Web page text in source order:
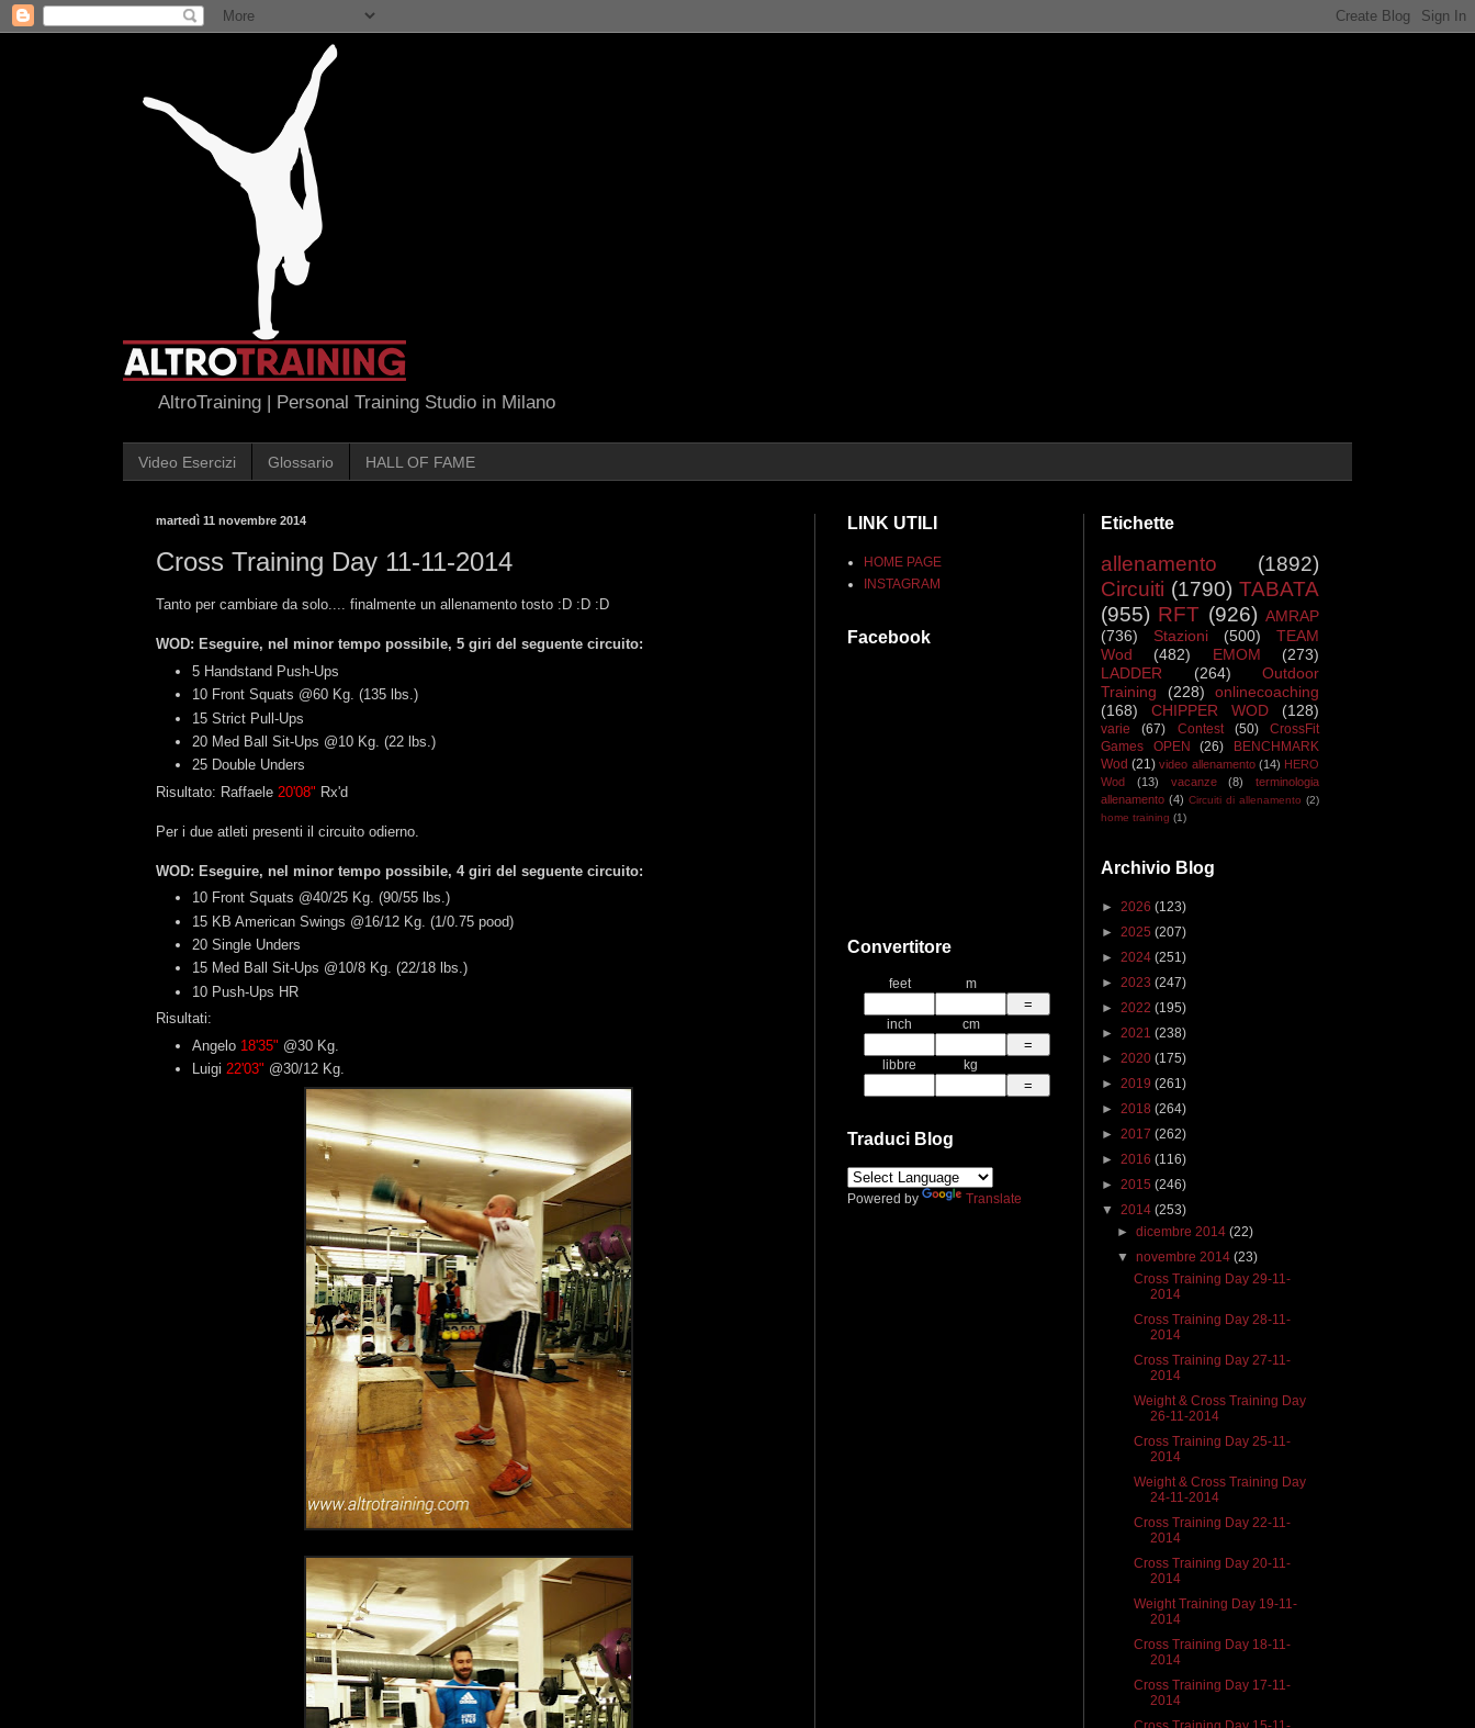
AltroTraining | Personal Training Studio in Milano
Video Esercizi Glossario HALL OF FAME
martedì 11 novembre 2014
Cross Training Day 11-11-2014
Tanto per cambiare da solo.... finalmente un allenamento tosto :D :D :D
WOD: Eseguire, nel minor tempo possibile, 5 giri del seguente circuito:
5 Handstand Push-Ups
10 Front Squats @60 Kg. (135 lbs.)
15 Strict Pull-Ups
20 Med Ball Sit-Ups @10 Kg. (22 lbs.)
25 Double Unders
Risultato: Raffaele 20'08" Rx'd
Per i due atleti presenti il circuito odierno.
WOD: Eseguire, nel minor tempo possibile, 4 giri del seguente circuito:
10 Front Squats @40/25 Kg. (90/55 lbs.)
15 KB American Swings @16/12 Kg. (1/0.75 pood)
20 Single Unders
15 Med Ball Sit-Ups @10/8 Kg. (22/18 lbs.)
10 Push-Ups HR
Risultati:
Angelo 18'35" @30 Kg.
Luigi 22'03" @30/12 Kg.
LINK UTILI
HOME PAGE
INSTAGRAM
Facebook
Convertitore
feet m
inch cm
libbre kg
Traduci Blog
Powered by Translate
Etichette
allenamento
(1892)
Circuiti (1790) TABATA
(955) RFT (926) AMRAP
(736)
Stazioni (500)
TEAM
Wod
(482) EMOM
(273)
LADDER
(264)
Outdoor
Training
(228)
onlinecoaching
(168)
CHIPPER WOD (128)
varie (67) Contest (50)
CrossFit
Games OPEN
(26)
BENCHMARK
Wod (21) video allenamento (14) HERO
Wod
(13) vacanze (8)
terminologia
allenamento (4) Circuiti di allenamento (2)
home training (1)
Archivio Blog
► 2026 (123)
► 2025 (207)
► 2024 (251)
► 2023 (247)
► 2022 (195)
► 2021 (238)
► 2020 (175)
► 2019 (261)
► 2018 (264)
► 2017 (262)
► 2016 (116)
► 2015 (246)
▼ 2014 (253)
►dicembre 2014(22)
▼novembre 2014(23)
Cross Training Day 29-11-
2014
Cross Training Day 28-11-
2014
Cross Training Day 27-11-
2014
Weight & Cross Training Day
26-11-2014
Cross Training Day 25-11-
2014
Weight & Cross Training Day
24-11-2014
Cross Training Day 22-11-
2014
Cross Training Day 20-11-
2014
Weight Training Day 19-11-
2014
Cross Training Day 18-11-
2014
Cross Training Day 17-11-
2014